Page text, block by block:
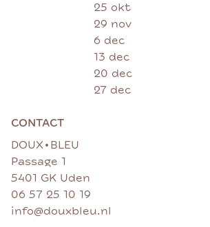
25 okt
29 nov
6 dec
13 dec
20 dec
27 dec
CONTACT
DOUX • BLEU
Passage 1
5401 GK Uden
06 57 25 10 19
info@douxbleu.nl